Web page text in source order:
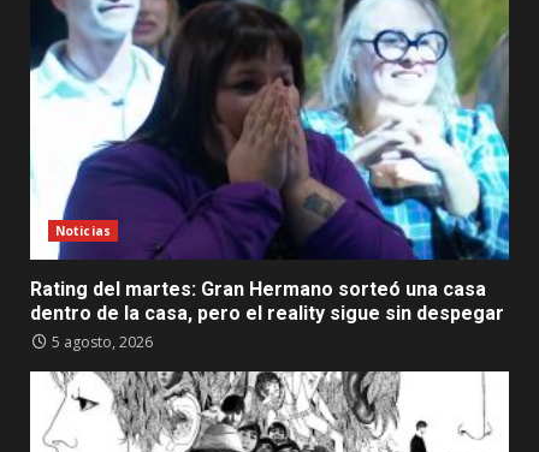
Noticias
Rating del martes: Gran Hermano sorteó una casa
dentro de la casa, pero el reality sigue sin despegar
5 agosto, 2026